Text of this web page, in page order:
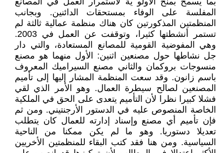
المفلسة على الوفاء بمستحقات الدائنين. وبجانب
المنظمتين المذكورتين كان هناك منظمة عمالية ثالثة لم
تستمر أنشطتها كثيرا، وتوقفت عن العمل في 2003.
وهي المفوضية القومية للمصانع المستعادة، والتي دار
جل نشاطها حول مصنعين اثنين: الأول منهما هو مصنع
منسوجات بروكمان والثاني مصنع السيراميك المعروف
باسم زانون. وقد سعت المنظمة المشار إليها إلى تأميم
المصنعين لصالح سيطرة العمال. وهو الأمر الذي لقي
فشلا كبيرا نظرا لأن التأميم يتعدى على الحق في الملكية
الخاصة المنصوص عليه في الدستور الأرجنتيني. ومن ثم
فإن تأميم أي مصنع وإسناد إدارته للعمال كان يتطلب
تعديلا دستوريا. وهو ما لم يكن ممكنا من الناحية
السياسية. ومن هنا فقد كتب البقاء للمنظمتين الأخريين